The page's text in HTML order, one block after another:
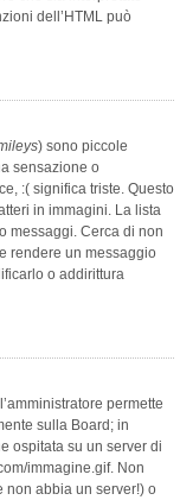
dell’HTML può
) sono piccole
sensazione o
:( significa triste. Questo
in immagini. La lista
messaggi. Cerca di non
rendere un messaggio
o addirittura
permette
sulla Board; in
ospitata su un server di
immagine.gif. Non
non abbia un server!) o